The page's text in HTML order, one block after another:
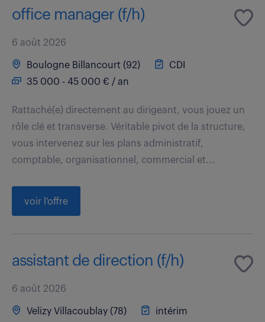
office manager (f/h)
6 août 2026
Boulogne Billancourt (92)
CDI
35 000 - 45 000 € / an
Rattaché(e) directement au dirigeant, vous jouez un
rôle clé et transverse. Véritable pivot de la structure,
vous intervenez sur les plans administratif,
comptable, organisationnel, commercial et...
voir l'offre
assistant de direction (f/h)
6 août 2026
Velizy Villacoublay (78)
intérim